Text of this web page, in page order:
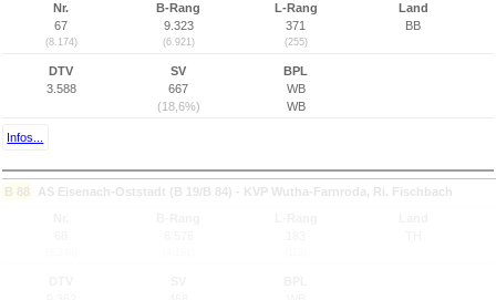
Nr.
67
(8.174)
B-Rang
9.323
(6.921)
L-Rang
371
(255)
Land
BB
DTV
3.588
SV
667
(18,6%)
BPL
WB
WB
Infos...
B 88 AS Eisenach-Oststadt (B 19/B 84) - KVP Wutha-Farnroda, Ri. Fischbach